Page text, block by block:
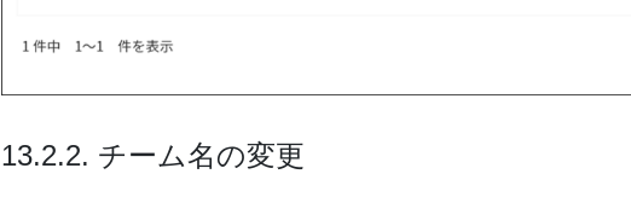
13.2.2. チーム名の変更